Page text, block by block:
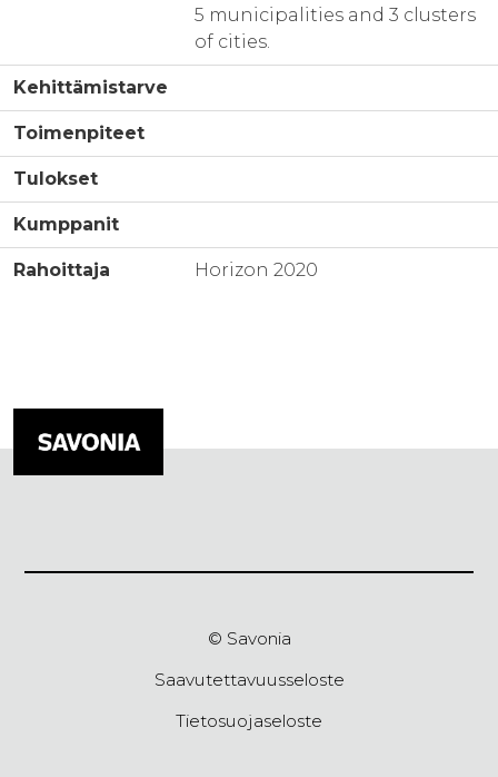
5 municipalities and 3 clusters
of cities.
Kehittämistarve
Toimenpiteet
Tulokset
Kumppanit
Rahoittaja Horizon 2020
© Savonia
Saavutettavuusseloste
Tietosuojaseloste